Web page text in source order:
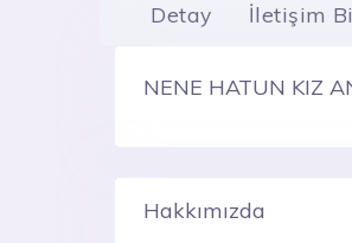
Detay İletişim
NENE HATUN KIZ
Hakkımızda